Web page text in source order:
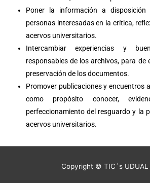
Poner la información a
personas interesadas en la crítica,
acervos universitarios.
Intercambiar experiencias y
responsables de los archivos, para de
preservación de los documentos.
Promover publicaciones y encuentros
como propósito conocer,
perfeccionamiento del resguardo y la
acervos universitarios.
Copyright © TIC´s UDUAL